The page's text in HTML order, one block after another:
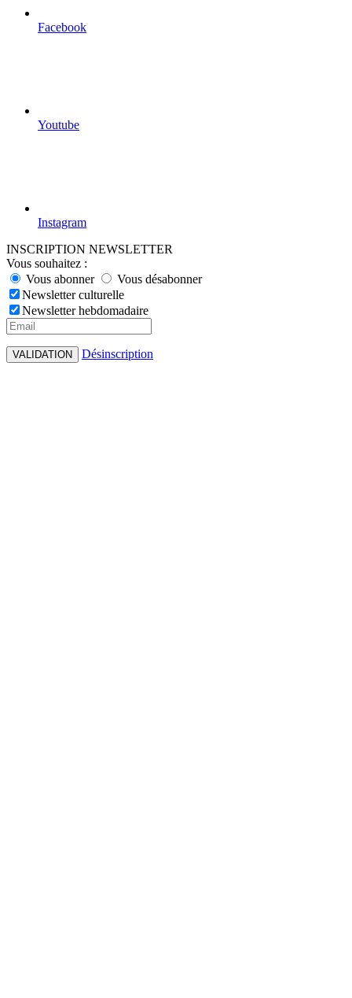
Facebook
Youtube
Instagram
INSCRIPTION NEWSLETTER
Vous souhaitez :
Vous abonner
Vous désabonner
Newsletter culturelle
Newsletter hebdomadaire
VALIDATION Désinscription